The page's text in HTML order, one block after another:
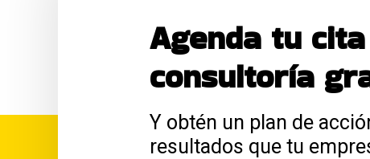
Agenda tu
consultoría
Y obtén un plan de
resultados que tu